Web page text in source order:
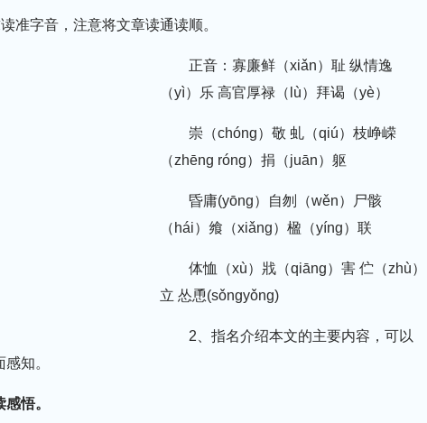
准字音，注意将文章读通读顺。
正音：寡廉鲜（xiǎn）耻 纵情逸
（yì）乐 高官厚禄（lù）拜谒（yè）
崇（chóng）敬 虬（qiú）枝峥嵘
（zhēng róng）捐（juān）躯
昏庸(yōng）自刎（wěn）尸骸
（hái）飨（xiǎng）楹（yíng）联
体恤（xù）戕（qiāng）害 伫（zhù）
立 怂恿(sǒngyǒng)
2、指名介绍本文的主要内容，可以
知。
悟。